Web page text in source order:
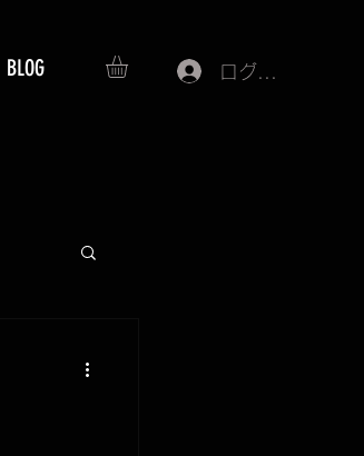
BLOG ログイン